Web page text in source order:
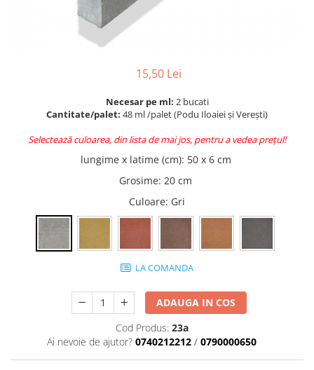
Accesorii pentru termosistem
Accesorii pentru vata
Vata minerala bazaltica
Tevi PVC
Vopsea lavabila pentru exterior
Vopsea lavabila pentru interior
Pervaz geam piatra compozita
15,50 Lei
Necesar pe ml: 2 bucati
Cantitate/palet: 48 ml /palet (Podu Iloaiei și Verești)
Selectează culoarea, din lista de mai jos, pentru a vedea prețul!
lungime x latime (cm): 50 x 6 cm
Grosime: 20 cm
Culoare: Gri
LA COMANDA
ADAUGA IN COS
Cod Produs: 23a
Ai nevoie de ajutor? 0740212212 / 0790000650